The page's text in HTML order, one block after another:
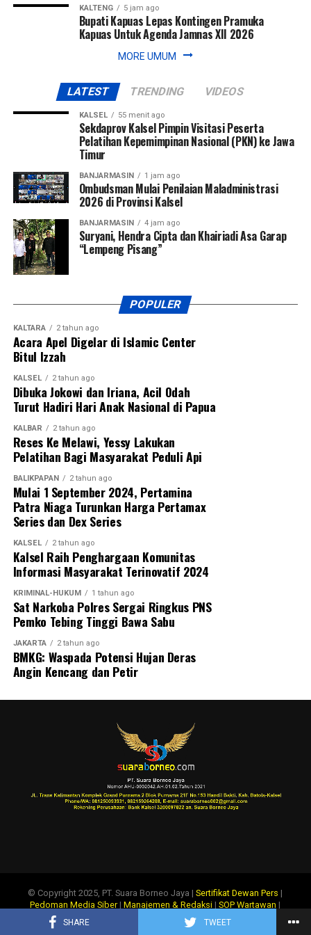
SHARE TWEET
KALTENG 5 jam ago
Bupati Kapuas Lepas Kontingen Pramuka
Kapuas Untuk Agenda Jamnas XII 2026
MORE UMUM
LATEST TRENDING VIDEOS
KALSEL 55 menit ago
Sekdaprov Kalsel Pimpin Visitasi Peserta
Pelatihan Kepemimpinan Nasional (PKN) ke Jawa
Timur
BANJARMASIN 1 jam ago
Ombudsman Mulai Penilaian Maladministrasi
2026 di Provinsi Kalsel
BANJARMASIN 4 jam ago
Suryani, Hendra Cipta dan Khairiadi Asa Garap
“Lempeng Pisang”
POPULER
KALTARA 2 tahun ago
Acara Apel Digelar di Islamic Center
Bitul Izzah
KALSEL 2 tahun ago
Dibuka Jokowi dan Iriana, Acil Odah
Turut Hadiri Hari Anak Nasional di Papua
KALBAR 2 tahun ago
Reses Ke Melawi, Yessy Lakukan
Pelatihan Bagi Masyarakat Peduli Api
BALIKPAPAN 2 tahun ago
Mulai 1 September 2024, Pertamina
Patra Niaga Turunkan Harga Pertamax
Series dan Dex Series
KALSEL 2 tahun ago
Kalsel Raih Penghargaan Komunitas
Informasi Masyarakat Terinovatif 2024
KRIMINAL-HUKUM 1 tahun ago
Sat Narkoba Polres Sergai Ringkus PNS
Pemko Tebing Tinggi Bawa Sabu
JAKARTA 2 tahun ago
BMKG: Waspada Potensi Hujan Deras
Angin Kencang dan Petir
© Copyright 2025, PT. Suara Borneo Jaya |Sertifikat Dewan Pers |
Pedoman Media Siber|Manajemen & Redaksi |SOP Wartawan |
Disclaimer
Tentang Kami|Info Iklan